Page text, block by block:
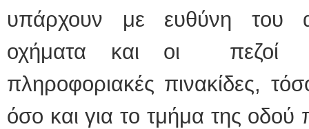
υπάρχουν με ευθύνη του
οχήματα και οι πεζοί
πληροφοριακές πινακίδες,
όσο και για το τμήμα της